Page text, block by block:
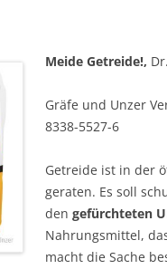
Meide Getreide!,
Gräfe und Unzer
8338-5527-6
Getreide ist in der
geraten. Es soll
den gefürchteten
Nahrungsmittel,
macht die Sache